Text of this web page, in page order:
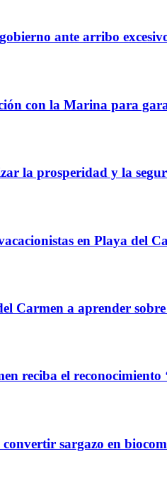
ante arribo
con la Marina para
la prosperidad y la
en Playa del
Carmen a aprender
reciba el reconocimiento
sargazo en